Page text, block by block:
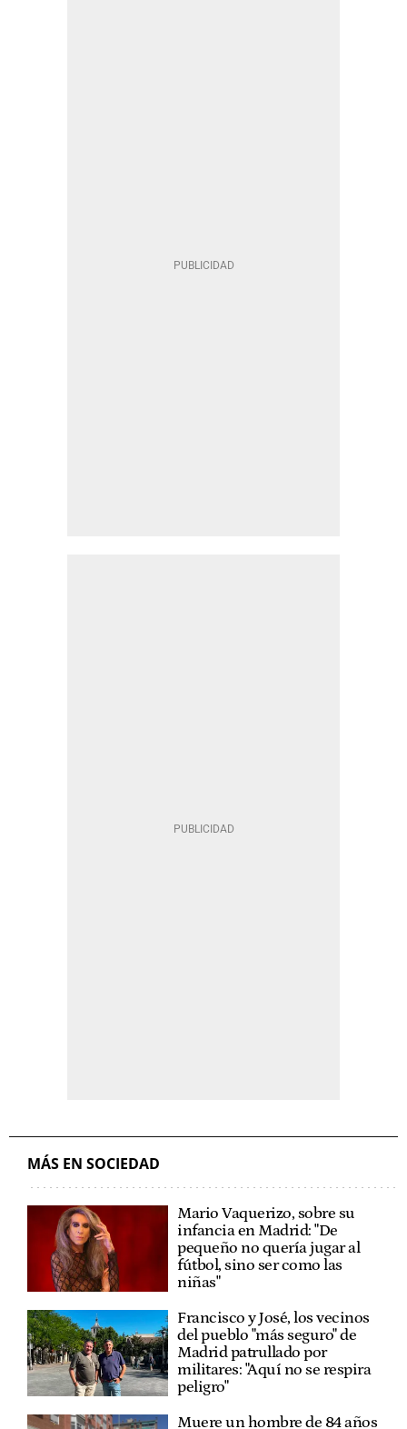
MÁS EN SOCIEDAD
Mario Vaquerizo, sobre su
infancia en Madrid: "De
pequeño no quería jugar al
fútbol, sino ser como las
niñas"
Francisco y José, los vecinos
del pueblo "más seguro" de
Madrid patrullado por
militares: "Aquí no se respira
peligro"
Muere un hombre de 84 años